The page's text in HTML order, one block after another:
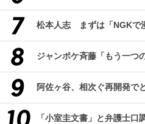
松本人志 まずは「NGKで
ジャンポケ斉藤「もう一つ
阿佐ヶ谷、相次ぐ再開発で
「小室圭文書」と弁護士口